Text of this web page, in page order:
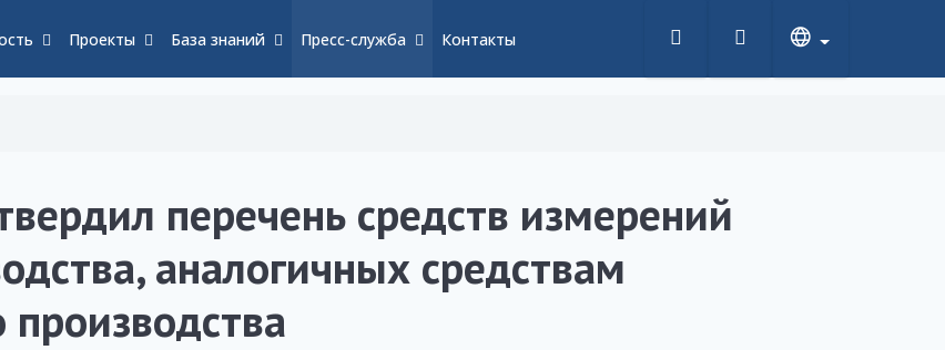
Проекты База знаний Пресс-служба Контакты
перечень средств измерений
аналогичных средствам